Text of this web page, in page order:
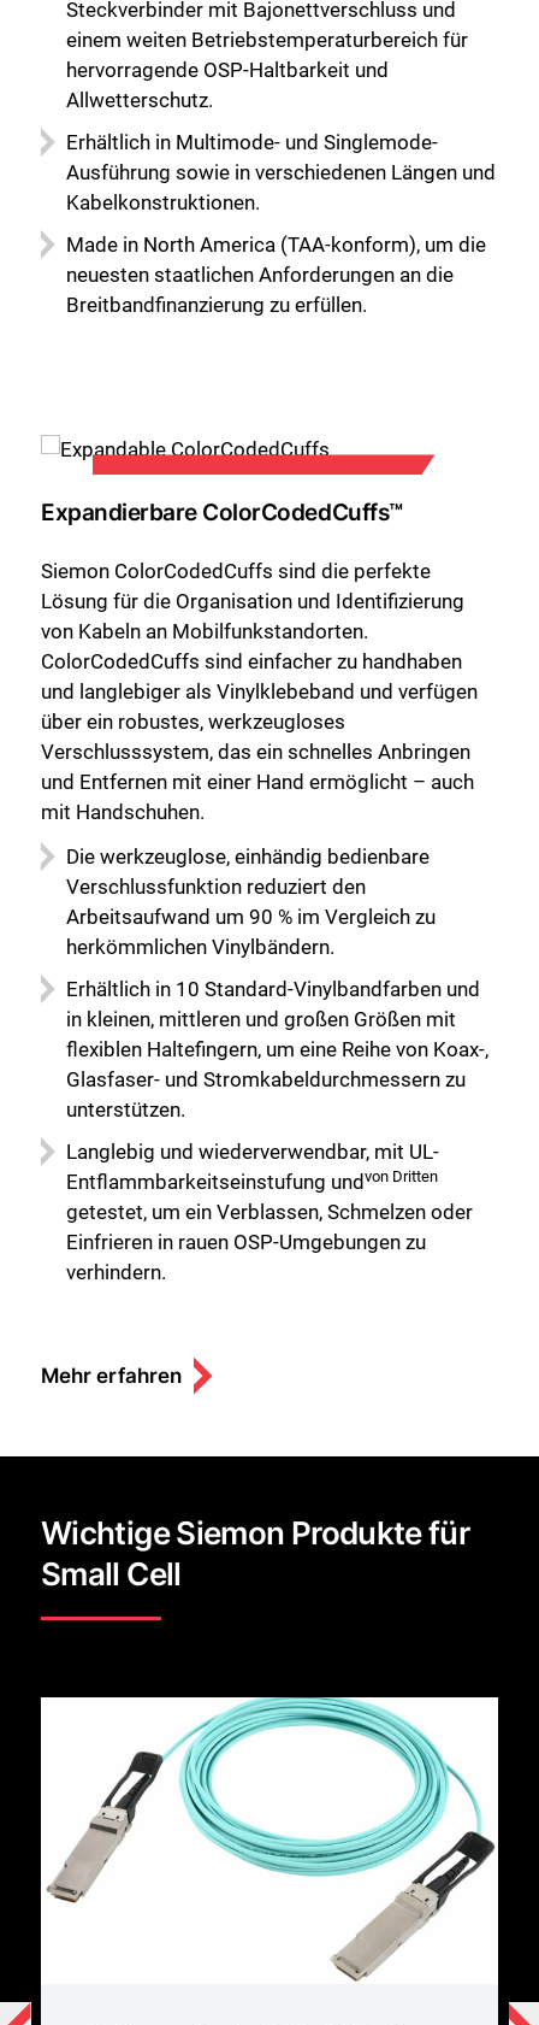
Steckverbinder mit Bajonettverschluss und
einem weiten Betriebstemperaturbereich für
hervorragende OSP-Haltbarkeit und
Allwetterschutz.
Erhältlich in Multimode- und Singlemode-
Ausführung sowie in verschiedenen Längen und
Kabelkonstruktionen.
Made in North America (TAA-konform), um die
neuesten staatlichen Anforderungen an die
Breitbandfinanzierung zu erfüllen.
Expandierbare ColorCodedCuffs™
Siemon ColorCodedCuffs sind die perfekte
Lösung für die Organisation und Identifizierung
von Kabeln an Mobilfunkstandorten.
ColorCodedCuffs sind einfacher zu handhaben
und langlebiger als Vinylklebeband und verfügen
über ein robustes, werkzeugloses
Verschlusssystem, das ein schnelles Anbringen
und Entfernen mit einer Hand ermöglicht – auch
mit Handschuhen.
Die werkzeuglose, einhändig bedienbare
Verschlussfunktion reduziert den
Arbeitsaufwand um 90 % im Vergleich zu
herkömmlichen Vinylbändern.
Erhältlich in 10 Standard-Vinylbandfarben und
in kleinen, mittleren und großen Größen mit
flexiblen Haltefingern, um eine Reihe von Koax-,
Glasfaser- und Stromkabeldurchmessern zu
unterstützen.
Langlebig und wiederverwendbar, mit UL-
Entflammbarkeitseinstufung und von Dritten
getestet, um ein Verblassen, Schmelzen oder
Einfrieren in rauen OSP-Umgebungen zu
verhindern.
Mehr erfahren
Wichtige Siemon Produkte für
Small Cell